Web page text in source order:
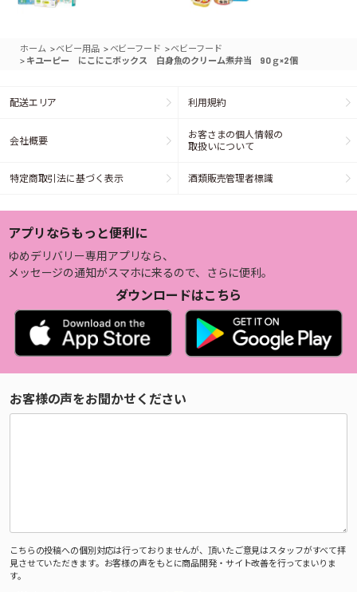
ホーム >ベビー用品 > ベビーフード >ベビーフード
> キユーピー にこにこボックス 白身魚のクリーム煮弁当 90ｇ×2個
配送エリア 利用規約
会社概要
お客さまの個人情報の
取扱いについて
特定商取引法に基づく表示 酒類販売管理者標識
アプリならもっと便利に
ゆめデリバリー専用アプリなら、
メッセージの通知がスマホに来るので、さらに便利。
ダウンロードはこちら
お客様の声をお聞かせください
こちらの投稿への個別対応は行っておりませんが、頂いたご意見はスタッフがすべて拝
見させていただきます。お客様の声をもとに商品開発・サイト改善を行ってまいりま
す。